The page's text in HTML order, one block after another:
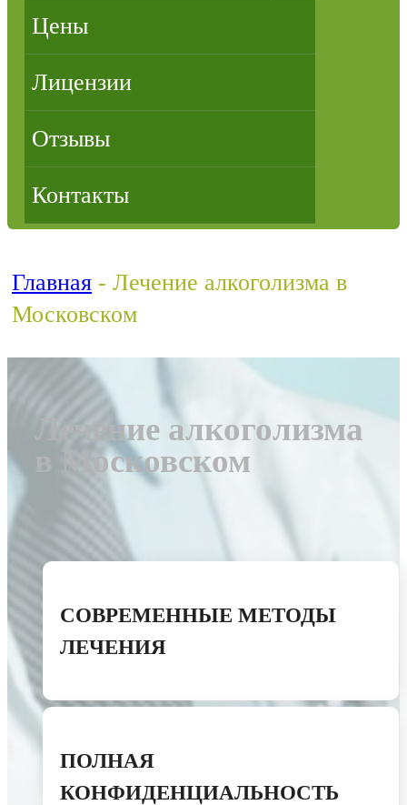
Цены
Лицензии
Отзывы
Контакты
Главная - Лечение алкоголизма в
Московском
Лечение алкоголизма
в Московском
СОВРЕМЕННЫЕ МЕТОДЫ
ЛЕЧЕНИЯ
ПОЛНАЯ
КОНФИДЕНЦИАЛЬНОСТЬ